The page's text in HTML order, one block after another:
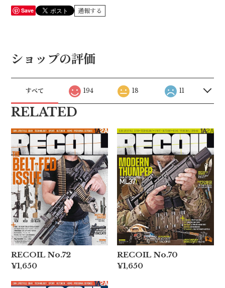
Save 通報する
ショップの評価
すべて 194 18 11
RELATED
RECOIL No.72
¥1,650
RECOIL No.70
¥1,650